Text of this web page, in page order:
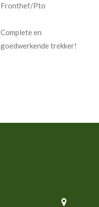
Fronthef/Pto
Complete en
goedwerkende trekker!